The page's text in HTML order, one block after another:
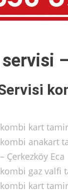
kart
anakart
Çerkezköy
gaz
kart